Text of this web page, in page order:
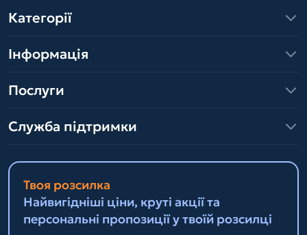
Категорії
Інформація
Послуги
Служба підтримки
Твоя розсилка
Найвигідніші ціни, круті акції та
персональні пропозиції у твоїй розсилці